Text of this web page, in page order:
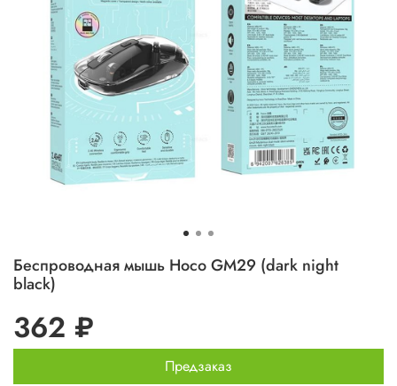
Беспроводная мышь Hoco GM29 (dark night
black)
362 ₽
Предзаказ